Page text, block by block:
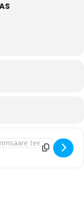
EWT koolitus:
Address - EMI EWT